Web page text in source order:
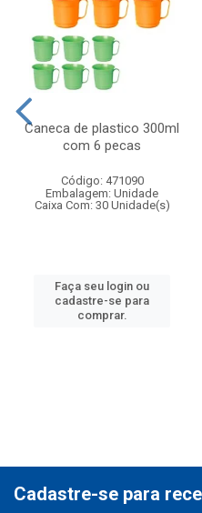
Caneca de plastico 300ml
com 6 pecas
Código: 471090
Embalagem: Unidade
Caixa Com: 30 Unidade(s)
Faça seu login ou
cadastre-se para
comprar.
Cadastre-se para